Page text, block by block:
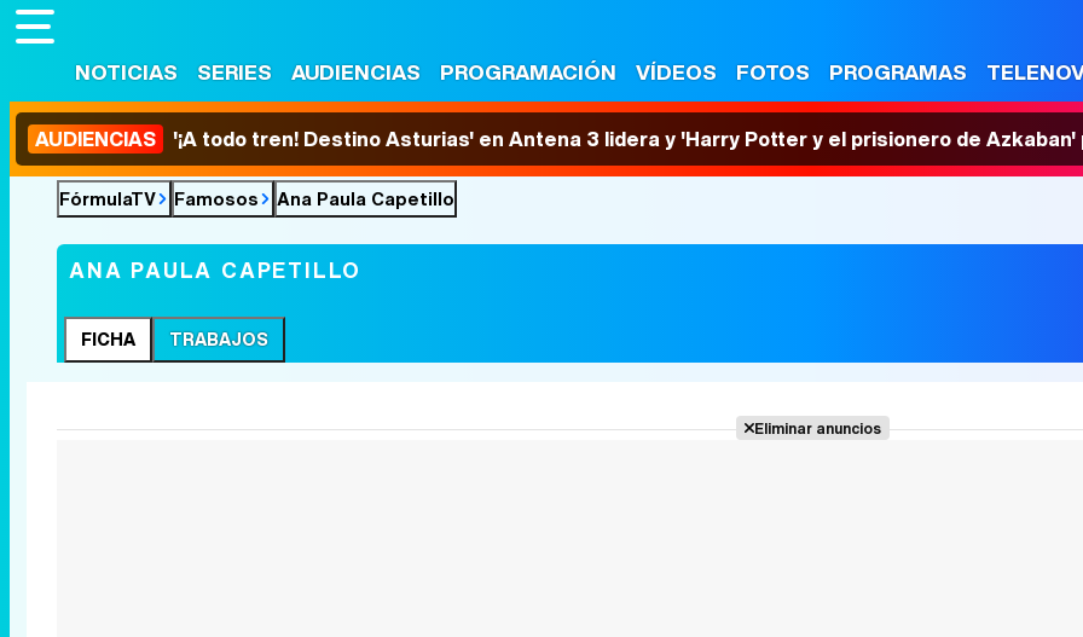
NOTICIAS SERIES AUDIENCIAS PROGRAMACIÓN VÍDEOS FOTOS PROGRAMAS
AUDIENCIAS '¡A todo tren! Destino Asturias' en Antena 3 lidera y 'Harry Potter y el prisionero de
FórmulaTV Famosos Ana Paula Capetillo
ANA PAULA CAPETILLO
FICHA TRABAJOS
Eliminar anuncios